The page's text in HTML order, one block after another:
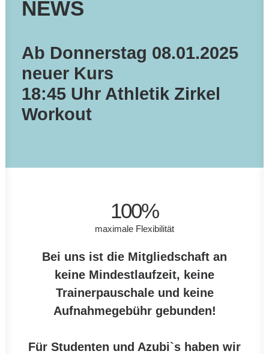
NEWS
Ab Donnerstag 08.01.2025
neuer Kurs
18:45 Uhr Athletik Zirkel
Workout
100%
maximale Flexibilität
Bei uns ist die Mitgliedschaft an
keine Mindestlaufzeit, keine
Trainerpauschaleund
keine
Aufnahmegebührgebunden!
Für Studenten und Azubi`s haben wir